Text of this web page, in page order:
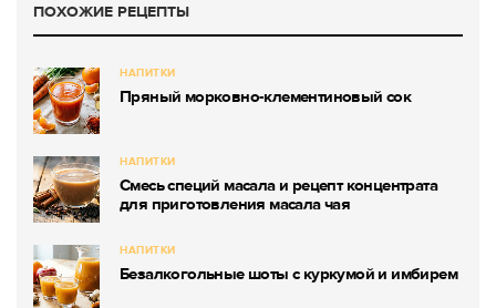
ПОХОЖИЕ РЕЦЕПТЫ
НАПИТКИ
Пряный морковно-клементиновый сок
НАПИТКИ
Смесь специй масала и рецепт концентрата
для приготовления масала чая
НАПИТКИ
Безалкогольные шоты с куркумой и имбирем